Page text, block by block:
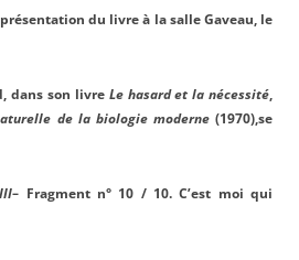
du livre à la salle Gaveau, le
dans son livre Le hasard et la nécessité,
de la biologie moderne(1970),se
– Fragment n° 10 / 10. C’est moi qui